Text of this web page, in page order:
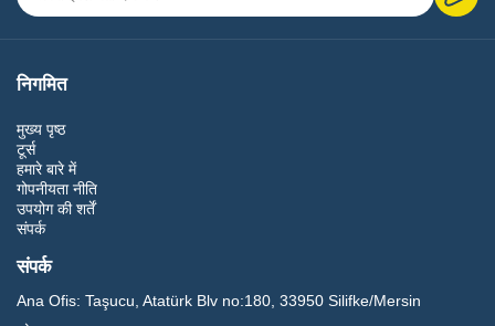
निगमित
मुख्य पृष्ठ
टूर्स
हमारे बारे में
गोपनीयता नीति
उपयोग की शर्तें
संपर्क
संपर्क
Ana Ofis: Taşucu, Atatürk Blv no:180, 33950 Silifke/Mersin